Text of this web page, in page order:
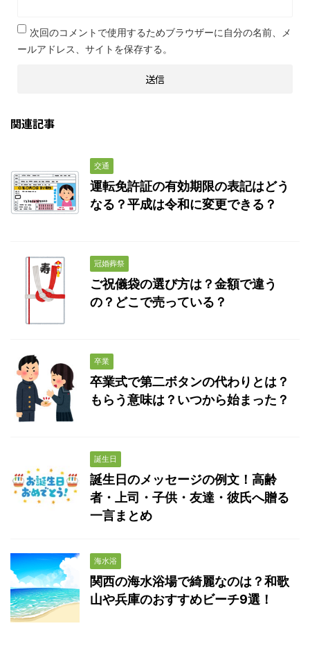
次回のコメントで使用するためブラウザーに自分の名前、メ
ールアドレス、サイトを保存する。
関連記事
交通
運転免許証の有効期限の表記はどう
なる？平成は令和に変更できる？
冠婚葬祭
ご祝儀袋の選び方は？金額で違う
の？どこで売っている？
卒業
卒業式で第二ボタンの代わりとは？
もらう意味は？いつから始まった？
誕生日
誕生日のメッセージの例文！高齢
者・上司・子供・友達・彼氏へ贈る
一言まとめ
海水浴
関西の海水浴場で綺麗なのは？和歌
山や兵庫のおすすめビーチ9選！